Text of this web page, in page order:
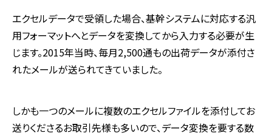
エクセルデータで受領した場合、基幹システムに対応する汎
用フォーマットへとデータを変換してから入力する必要が生
じます。2015年当時、毎月2,500通もの出荷データが添付さ
れたメールが送られてきていました。
しかも一つのメールに複数のエクセルファイルを添付してお
送りくださるお取引先様も多いので、データ変換を要する数